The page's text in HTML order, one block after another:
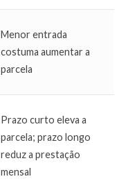
Menor entrada
costuma aumentar a
parcela
Prazo curto eleva a
parcela; prazo longo
reduz a prestação
mensal